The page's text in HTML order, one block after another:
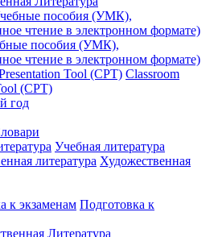
пособия (УМК),
чтение в электронном формате)
Classroom
(CPT)
год
Учебная литература
Художественная
Подготовка к